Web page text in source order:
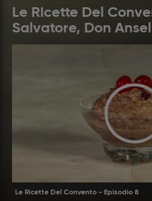
Le Ricette Del
Salvatore, Don
Riccardo cucinano
Le Ricette Del Convento - Episodio 8